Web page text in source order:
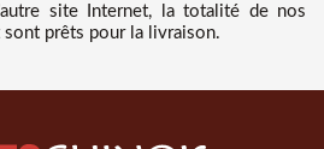
site Internet, la totalité de nos
prêts pour la livraison.